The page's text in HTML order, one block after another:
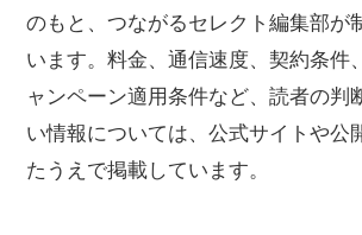
のもと、つながるセレクト編集部が
います。料金、通信速度、契約条件
ャンペーン適用条件など、読者の判
い情報については、公式サイトや公
たうえで掲載しています。